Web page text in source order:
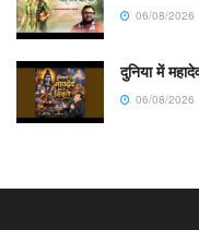
06/08/2026
दुनिया में
06/08/2026